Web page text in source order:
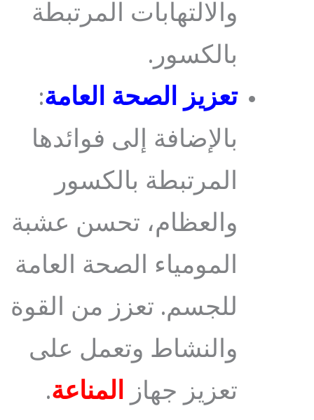
والالتهابات المرتبطة
بالكسور.
تعزيز الصحة العامة:
بالإضافة إلى فوائدها
المرتبطة بالكسور
والعظام، تحسن عشبة
المومياء الصحة العامة
للجسم. تعزز من القوة
والنشاط وتعمل على
تعزيز جهاز المناعة.